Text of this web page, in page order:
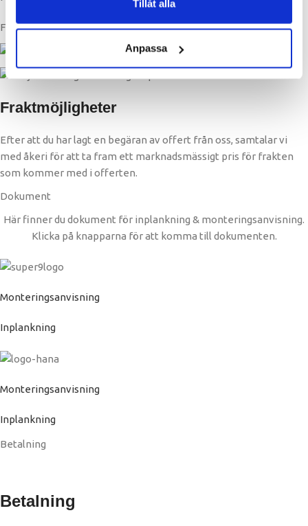
Tillåt alla
Anpassa
Frakt
Fraktmöjligheter
Efter att du har lagt en begäran av offert från oss, samtalar vi
med åkeri för att ta fram ett marknadsmässigt pris för frakten
som kommer med i offerten.
Dokument
Här finner du dokument för inplankning & monteringsanvisning.
Klicka på knapparna för att komma till dokumenten.
Monteringsanvisning
Inplankning
Monteringsanvisning
Inplankning
Betalning
Betalning